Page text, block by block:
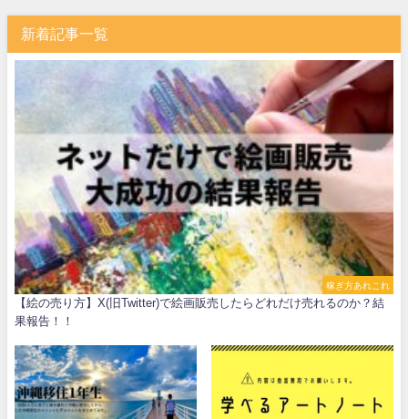
新着記事一覧
稼ぎ方あれこれ
【絵の売り方】X(旧Twitter)で絵画販売したらどれだけ売れるのか？結
果報告！！